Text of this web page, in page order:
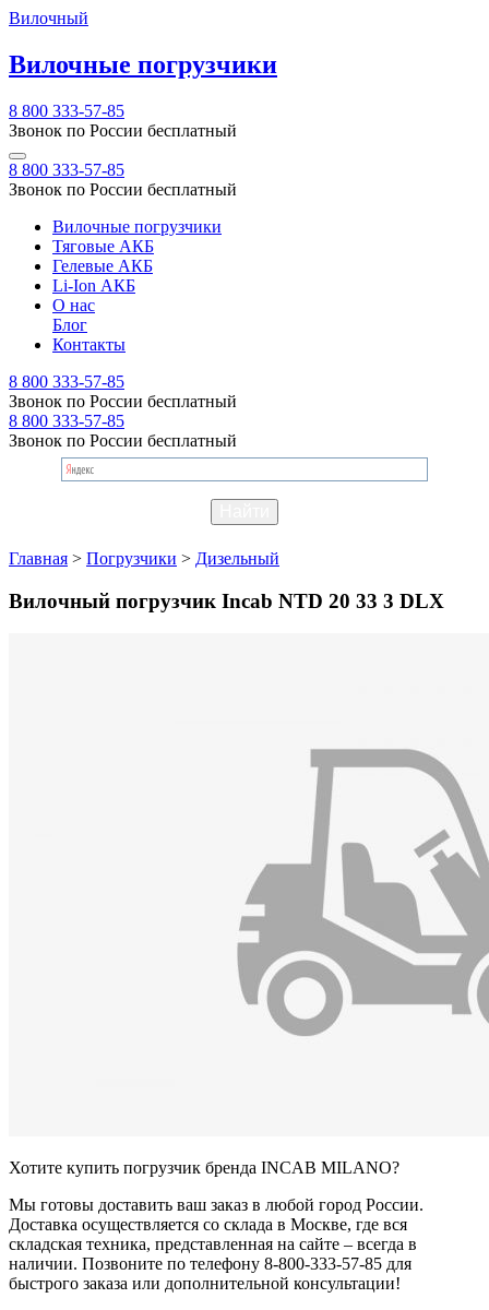
Вилочный
Вилочные погрузчики
8 800 333-57-85
Звонок по России бесплатный
8 800 333-57-85
Звонок по России бесплатный
Вилочные погрузчики
Тяговые АКБ
Гелевые АКБ
Li-Ion АКБ
О нас
Блог
Контакты
8 800 333-57-85
Звонок по России бесплатный
8 800 333-57-85
Звонок по России бесплатный
Главная > Погрузчики > Дизельный
Вилочный погрузчик Incab NTD 20 33 3 DLX
Хотите купить погрузчик бренда INCAB MILANO?
Мы готовы доставить ваш заказ в любой город России.
Доставка осуществляется со склада в Москве, где вся
складская техника, представленная на сайте – всегда в
наличии. Позвоните по телефону 8-800-333-57-85 для
быстрого заказа или дополнительной консультации!